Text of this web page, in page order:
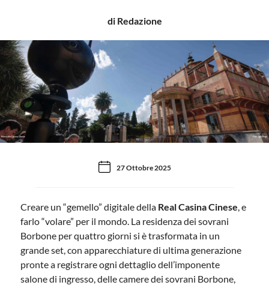
di Redazione
Rilievi alla Casina Cinese Foto: Igor Petyx
27 Ottobre 2025
Creare un “gemello” digitale della Real Casina Cinese, e
farlo “volare” per il mondo. La residenza dei sovrani
Borbone per quattro giorni si è trasformata in un
grande set, con apparecchiature di ultima generazione
pronte a registrare ogni dettaglio dell’imponente
salone di ingresso, delle camere dei sovrani Borbone,